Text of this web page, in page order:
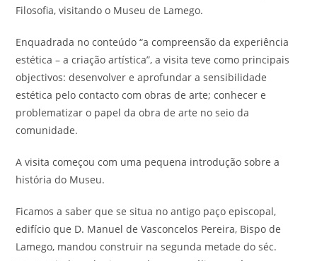
Filosofia, visitando o Museu de Lamego.
Enquadrada no conteúdo “a compreensão da experiência
estética – a criação artística”, a visita teve como principais
objectivos: desenvolver e aprofundar a sensibilidade
estética pelo contacto com obras de arte; conhecer e
problematizar o papel da obra de arte no seio da
comunidade.
A visita começou com uma pequena introdução sobre a
história do Museu.
Ficamos a saber que se situa no antigo paço episcopal,
edifício que D. Manuel de Vasconcelos Pereira, Bispo de
Lamego, mandou construir na segunda metade do séc.